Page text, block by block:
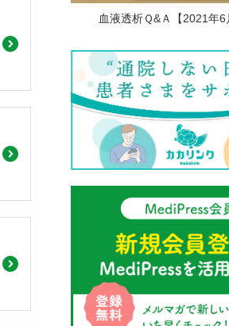
血液透析Ｑ&Ａ【2021年6